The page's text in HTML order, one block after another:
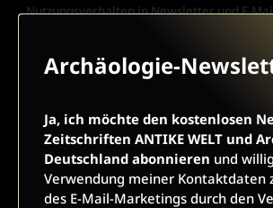
Nutzungsverhalten in Newsletter und E-
E-Mail kann ich diese Funktion jederzeit
Datenschutzhinweisen
E-Mail
Archäologie-
Ja, ich möchte den kostenlosen
Zeitschriften ANTIKE WELT und
Deutschland abonnieren und
Verwendung meiner Kontaktdaten
des E-Mail-Marketings durch den